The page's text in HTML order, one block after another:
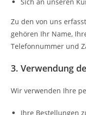
Zu den von uns
gehören Ihr Name,
Telefonnummer und
3. Verwendung
Wir verwenden Ihre
Ihre Bestellungen